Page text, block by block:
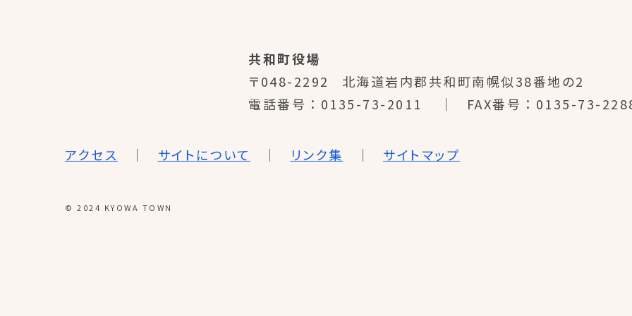
共和町役場
〒048-2292
北海道岩内郡共和町南幌似38番地の2
電話番号
0135-73-2011 FAX番号 0135-73-
アクセス サイトについて リンク集 サイトマップ
© 2024 KYOWA TOWN